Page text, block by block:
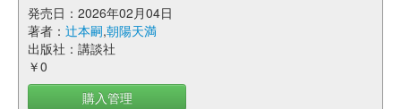
発売日：2026年02月04日
著者： 辻本嗣,朝陽天満
出版社：講談社
￥0
購入管理